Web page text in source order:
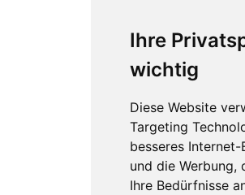
Ihre
wichtig
Diese Website
Targeting
besseres
und die Werbung,
Ihre Bedürfnisse